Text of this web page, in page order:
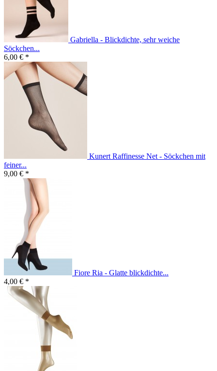
Gabriella - Blickdichte, sehr weiche
Söckchen...
6,00 € *
Kunert Raffinesse Net - Söckchen mit
feiner...
9,00 € *
Fiore Ria - Glatte blickdichte...
4,00 € *